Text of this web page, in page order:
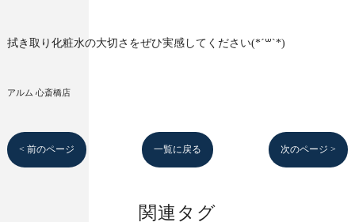
拭き取り化粧水の大切さをぜひ実感してください(*´꒳`*)
アルム 心斎橋店
< 前のページ 一覧に戻る 次のページ >
関連タグ